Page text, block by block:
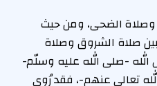
وصلاة الضحى، ومن حيث
صلاة الشروق وصلاة
-صلى الله عليه وسلّم-
تعالى عنهم-، فقد رُوي